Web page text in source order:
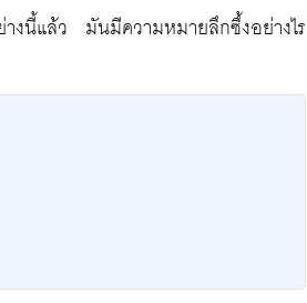
นี้แล้ว มันมีความหมายลึกซึ้งอย่างไร